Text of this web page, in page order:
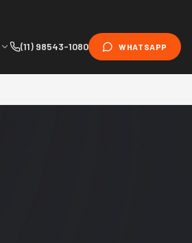
(11) 98543-1080 WHATSAPP